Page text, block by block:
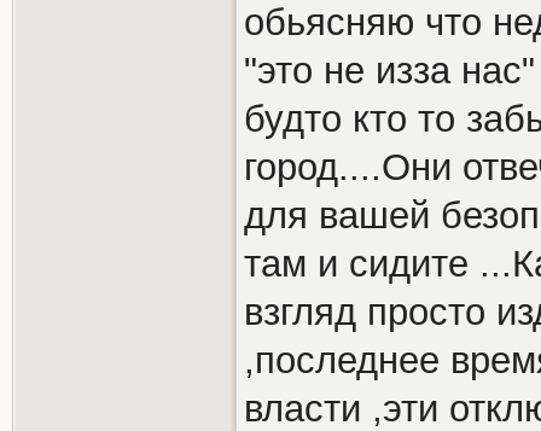
обьясняю что
"это не изза
будто кто то
город....Они
для вашей
там и сидите
взгляд просто
,последнее
власти ,эти